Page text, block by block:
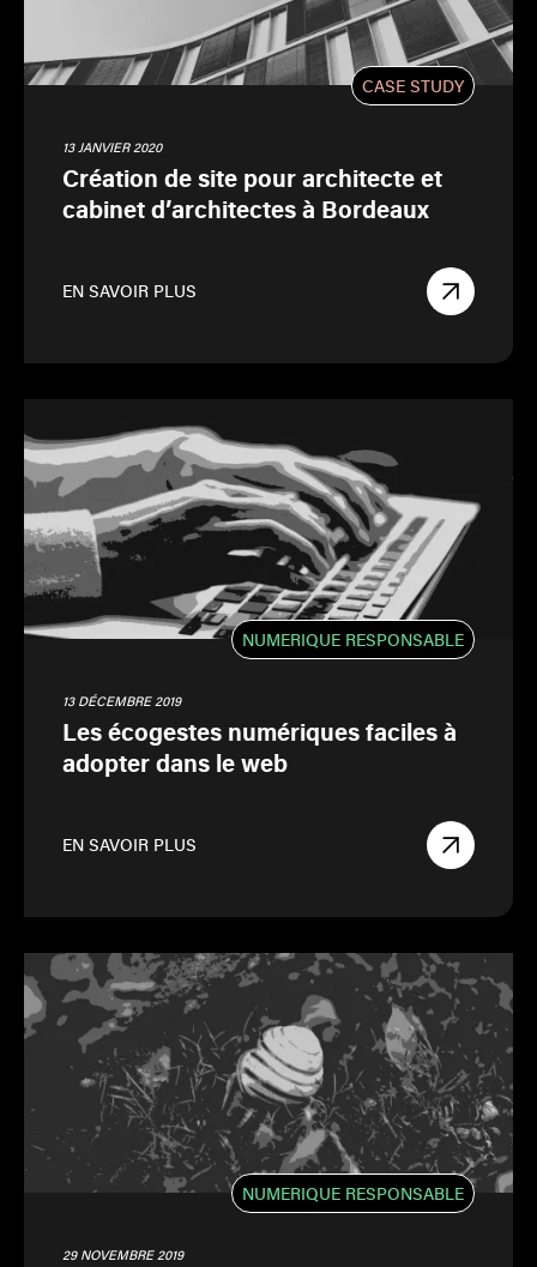
CASE STUDY
13 JANVIER 2020
Création de site pour architecte et
cabinet d’architectes à Bordeaux
EN SAVOIR PLUS
NUMERIQUE RESPONSABLE
13 DÉCEMBRE 2019
Les écogestes numériques faciles à
adopter dans le web
EN SAVOIR PLUS
NUMERIQUE RESPONSABLE
29 NOVEMBRE 2019